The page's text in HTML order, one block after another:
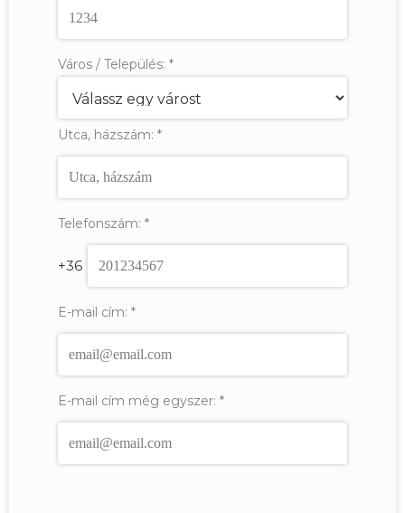
Város / Település: *
Utca, házszám: *
Telefonszám: *
+36
E-mail cím: *
E-mail cím még egyszer: *